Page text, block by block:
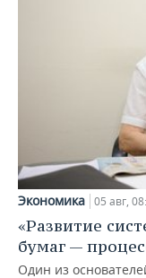
Экономика 05 авг,
«Развитие
бумаг —
Один из